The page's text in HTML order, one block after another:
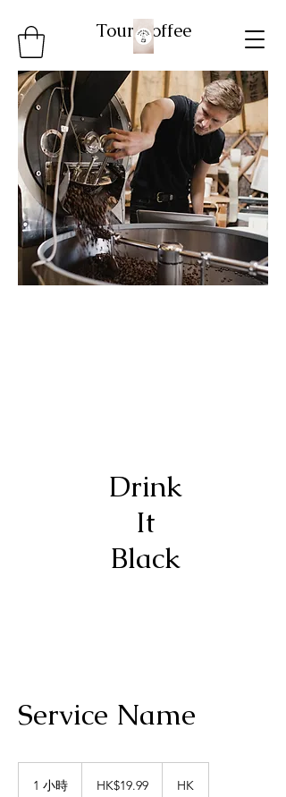
Drink
It
Black
Tour Coffee
Service Name
1 小時
KongHK$19.99 HK